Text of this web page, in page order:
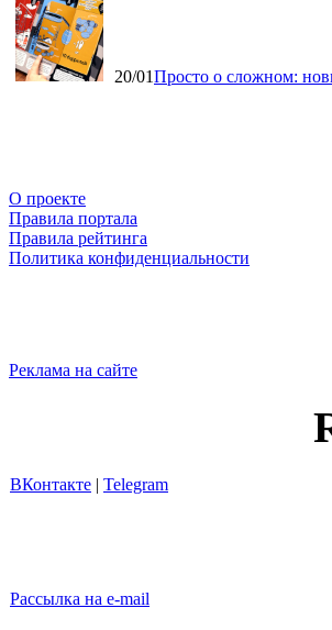
20/01Просто о сложном:
О проекте
Правила портала
Правила рейтинга
Политика конфиденциальности
Реклама на сайте
ВКонтакте | Telegram
Рассылка на e-mail